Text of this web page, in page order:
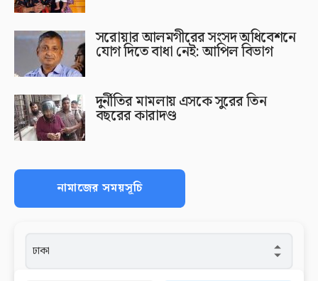
সরোয়ার আলমগীরের সংসদ অধিবেশনে
যোগ দিতে বাধা নেই: আপিল বিভাগ
দুর্নীতির মামলায় এসকে সুরের তিন
বছরের কারাদণ্ড
নামাজের সময়সূচি